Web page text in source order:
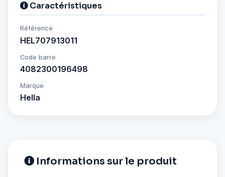
Caractéristiques
Référence
HEL707913011
Code barre
4082300196498
Marque
Hella
Informations sur le produit